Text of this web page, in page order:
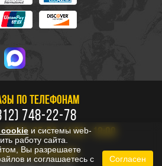
ПО ТЕЛЕФОНАМ
748-22-78
СБ-ВС: 11:00 - 18:00
ПО РОССИИ
и системы web-
работу сайта.
Вы разрешаете
и соглашаетесь с
Согласен